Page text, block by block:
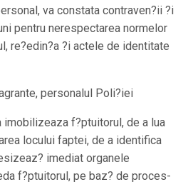
va constata contraven?ii ?i
pentru nerespectarea normelor
re?edin?a ?i actele de identitate
personalul Poli?iei
imobilizeaza f?ptuitorul, de a lua
locului faptei, de a identifica
imediat organele
f?ptuitorul, pe baz? de proces-